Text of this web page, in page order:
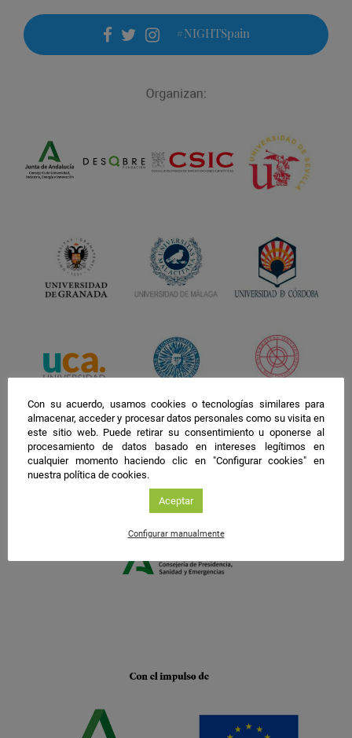
facebook
twitter
instagram
#NIGHTSpain
Con su acuerdo, usamos cookies o tecnologías similares para
almacenar, acceder y procesar datos personales como su visita en
este sitio web. Puede retirar su consentimiento u oponerse al
procesamiento de datos basado en intereses legítimos en
cualquier momento haciendo clic en "Configurar cookies" en
nuestra política de cookies.
Aceptar
Configurar manualmente